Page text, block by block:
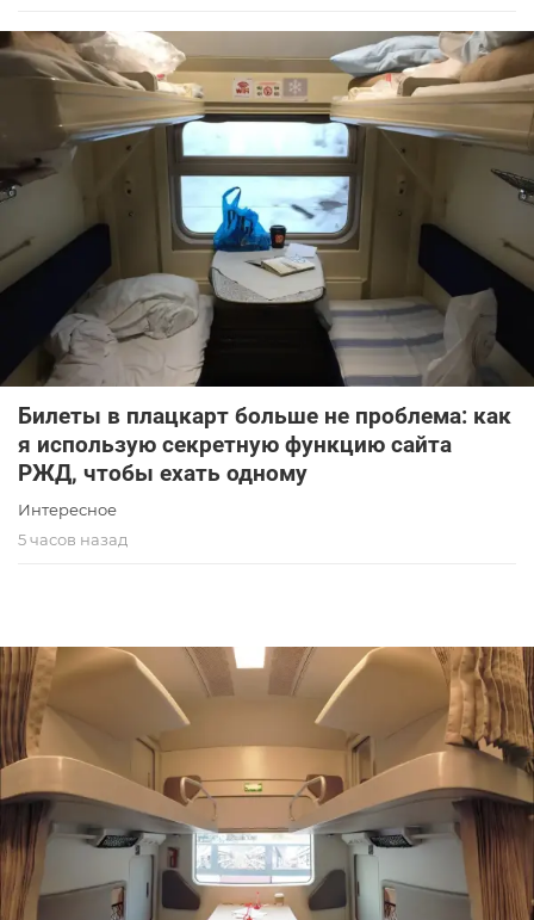
Билеты в плацкарт больше не проблема: как
я использую секретную функцию сайта
РЖД, чтобы ехать одному
Интересное
5 часов назад